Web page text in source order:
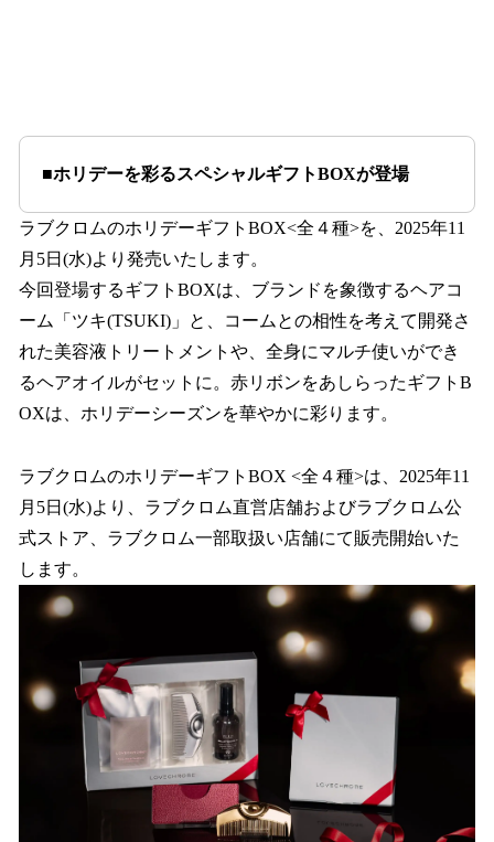
■ホリデーを彩るスペシャルギフトBOXが登場
ラブクロムのホリデーギフトBOX<全４種>を、2025年11
月5日(水)より発売いたします。
今回登場するギフトBOXは、ブランドを象徴するヘアコ
ーム「ツキ(TSUKI)」と、コームとの相性を考えて開発さ
れた美容液トリートメントや、全身にマルチ使いができ
るヘアオイルがセットに。赤リボンをあしらったギフトB
OXは、ホリデーシーズンを華やかに彩ります。
ラブクロムのホリデーギフトBOX <全４種>は、2025年11
月5日(水)より、ラブクロム直営店舗およびラブクロム公
式ストア、ラブクロム一部取扱い店舗にて販売開始いた
します。